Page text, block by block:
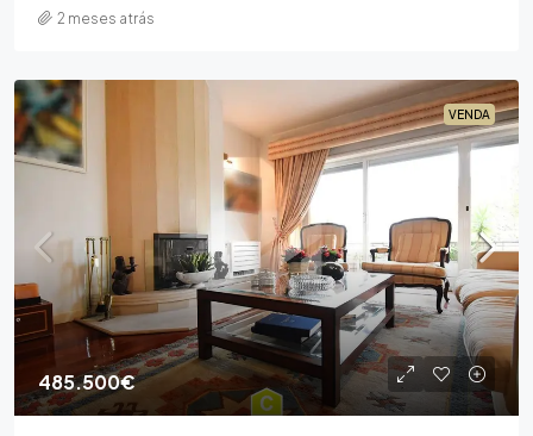
2 meses atrás
VENDA
485.500€